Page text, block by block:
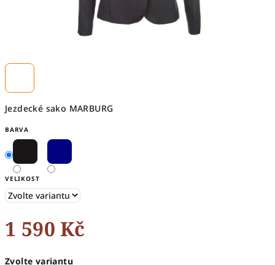
Jezdecké sako MARBURG
BARVA
VELIKOST
1 590 Kč
Zvolte variantu